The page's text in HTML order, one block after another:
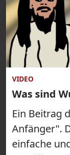
VIDEO
Was sind
Ein Beitrag
Anfänger".
einfache